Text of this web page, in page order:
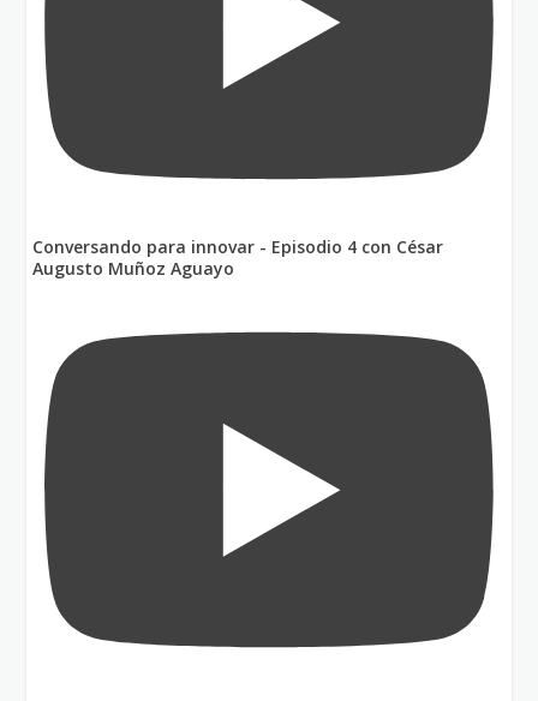
Conversando para innovar - Episodio 4 con César
Augusto Muñoz Aguayo